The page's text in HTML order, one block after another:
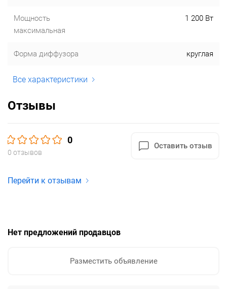
Мощность
максимальная
1 200 Вт
Форма диффузора круглая
Все характеристики
Отзывы
0
0 отзывов
Оставить отзыв
Перейти к отзывам
Нет предложений продавцов
Разместить объявление